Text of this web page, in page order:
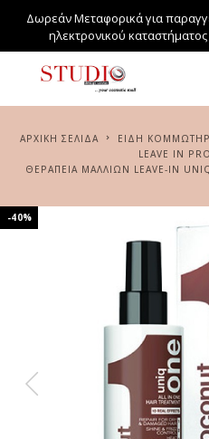
Δωρεάν Μεταφορικά για
ηλεκτρονικού
ΑΡΧΙΚΉ ΣΕΛΊΔΑ ΕΙΔΗ
LEAVE IN
ΘΕΡΑΠΕΊΑ ΜΑΛΛΙΏΝ LEAVE-IN
-40%